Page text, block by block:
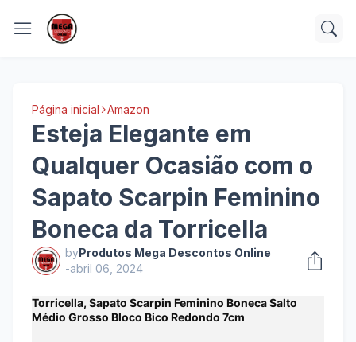
Página inicial Amazon
Esteja Elegante em
Qualquer Ocasião com o
Sapato Scarpin Feminino
Boneca da Torricella
byProdutos Mega Descontos Online
-abril 06, 2024
Torricella, Sapato Scarpin Feminino Boneca Salto
Médio Grosso Bloco Bico Redondo 7cm